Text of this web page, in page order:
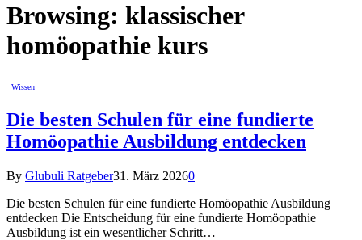
Browsing: klassischer
homöopathie kurs
Wissen
Die besten Schulen für eine fundierte
Homöopathie Ausbildung entdecken
By Glubuli Ratgeber31. März 20260
Die besten Schulen für eine fundierte Homöopathie Ausbildung
entdecken Die Entscheidung für eine fundierte Homöopathie
Ausbildung ist ein wesentlicher Schritt…